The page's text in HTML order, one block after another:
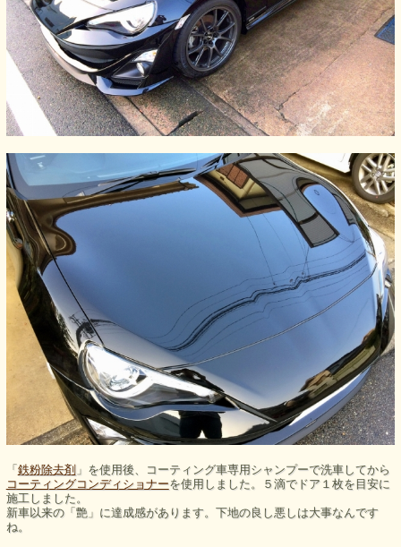
「 鉄粉除去剤 」を使用後、コーティング車専用シャンプーで洗車してから
コーティングコンディショナーを使用しました。５滴でドア１枚を目安に
施工しました。
新車以来の「艶」に達成感があります。下地の良し悪しは大事なんです
ね。